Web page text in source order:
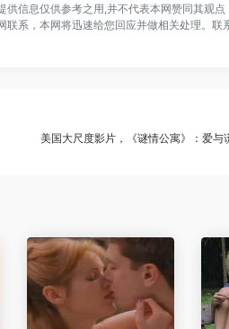
信息仅供参考之用,并不代表本网赞同其观
系，本网将迅速给您回应并做相关处理。联
美国大尺度影片，《谜情公寓》：爱与